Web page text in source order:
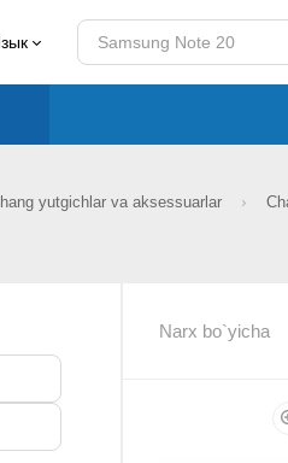
yutgichlar va aksessuarlar
Narx bo`yicha